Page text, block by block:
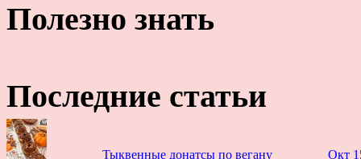
Полезно знать
Последние статьи
Тыквенные донатсы по вегану Окт